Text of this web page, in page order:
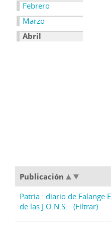
Febrero
Marzo
Abril
Publicación
Patria : diario de Falange
de las J.O.N.S.
(Filtrar)